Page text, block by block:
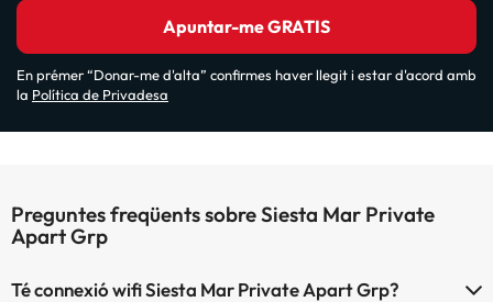
Apuntar-me GRATIS
En prémer “Donar-me d'alta” confirmes haver llegit i estar d'acord amb
la Política de Privadesa
Preguntes freqüents sobre Siesta Mar Private
Apart Grp
Té connexió wifi Siesta Mar Private Apart Grp?